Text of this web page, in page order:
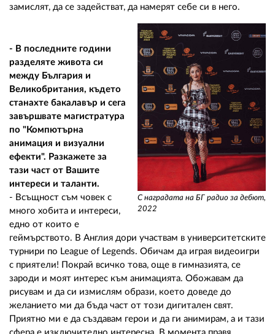
замислят, да се задействат, да намерят себе си в него.
С наградата на БГ радио за дебют,
2022
- В последните години
разделяте живота си
между България и
Великобритания, където
станахте бакалавър и сега
завършвате магистратура
по "Компютърна
анимация и визуални
ефекти". Разкажете за
тази част от Вашите
интереси и таланти.
- Всъщност съм човек с
много хобита и интереси,
едно от които е
геймърството. В Англия дори участвам в университетските
турнири по League of Legends. Обичам да играя видеоигри
с приятели! Покрай всичко това, още в гимназията, се
зароди и моят интерес към анимацията. Обожавам да
рисувам и да си измислям образи, което доведе до
желанието ми да бъда част от този дигитален свят.
Приятно ми е да създавам герои и да ги анимирам, а и тази